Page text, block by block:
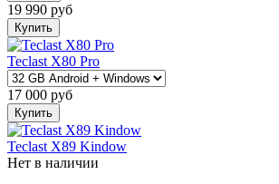
19 990 руб
Купить
Teclast X80 Pro
17 000 руб
Купить
Teclast X89 Kindow
Нет в наличии